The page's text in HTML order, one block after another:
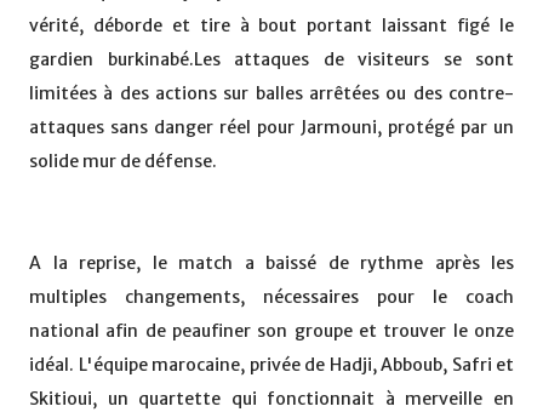
vérité, déborde et tire à bout portant laissant figé le
gardien burkinabé.Les attaques de visiteurs se sont
limitées à des actions sur balles arrêtées ou des contre-
attaques sans danger réel pour Jarmouni, protégé par un
solide mur de défense.
A la reprise, le match a baissé de rythme après les
multiples changements, nécessaires pour le coach
national afin de peaufiner son groupe et trouver le onze
idéal. L'équipe marocaine, privée de Hadji, Abboub, Safri et
Skitioui, un quartette qui fonctionnait à merveille en